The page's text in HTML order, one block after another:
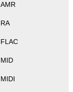
AMR
RA
FLAC
MID
MIDI